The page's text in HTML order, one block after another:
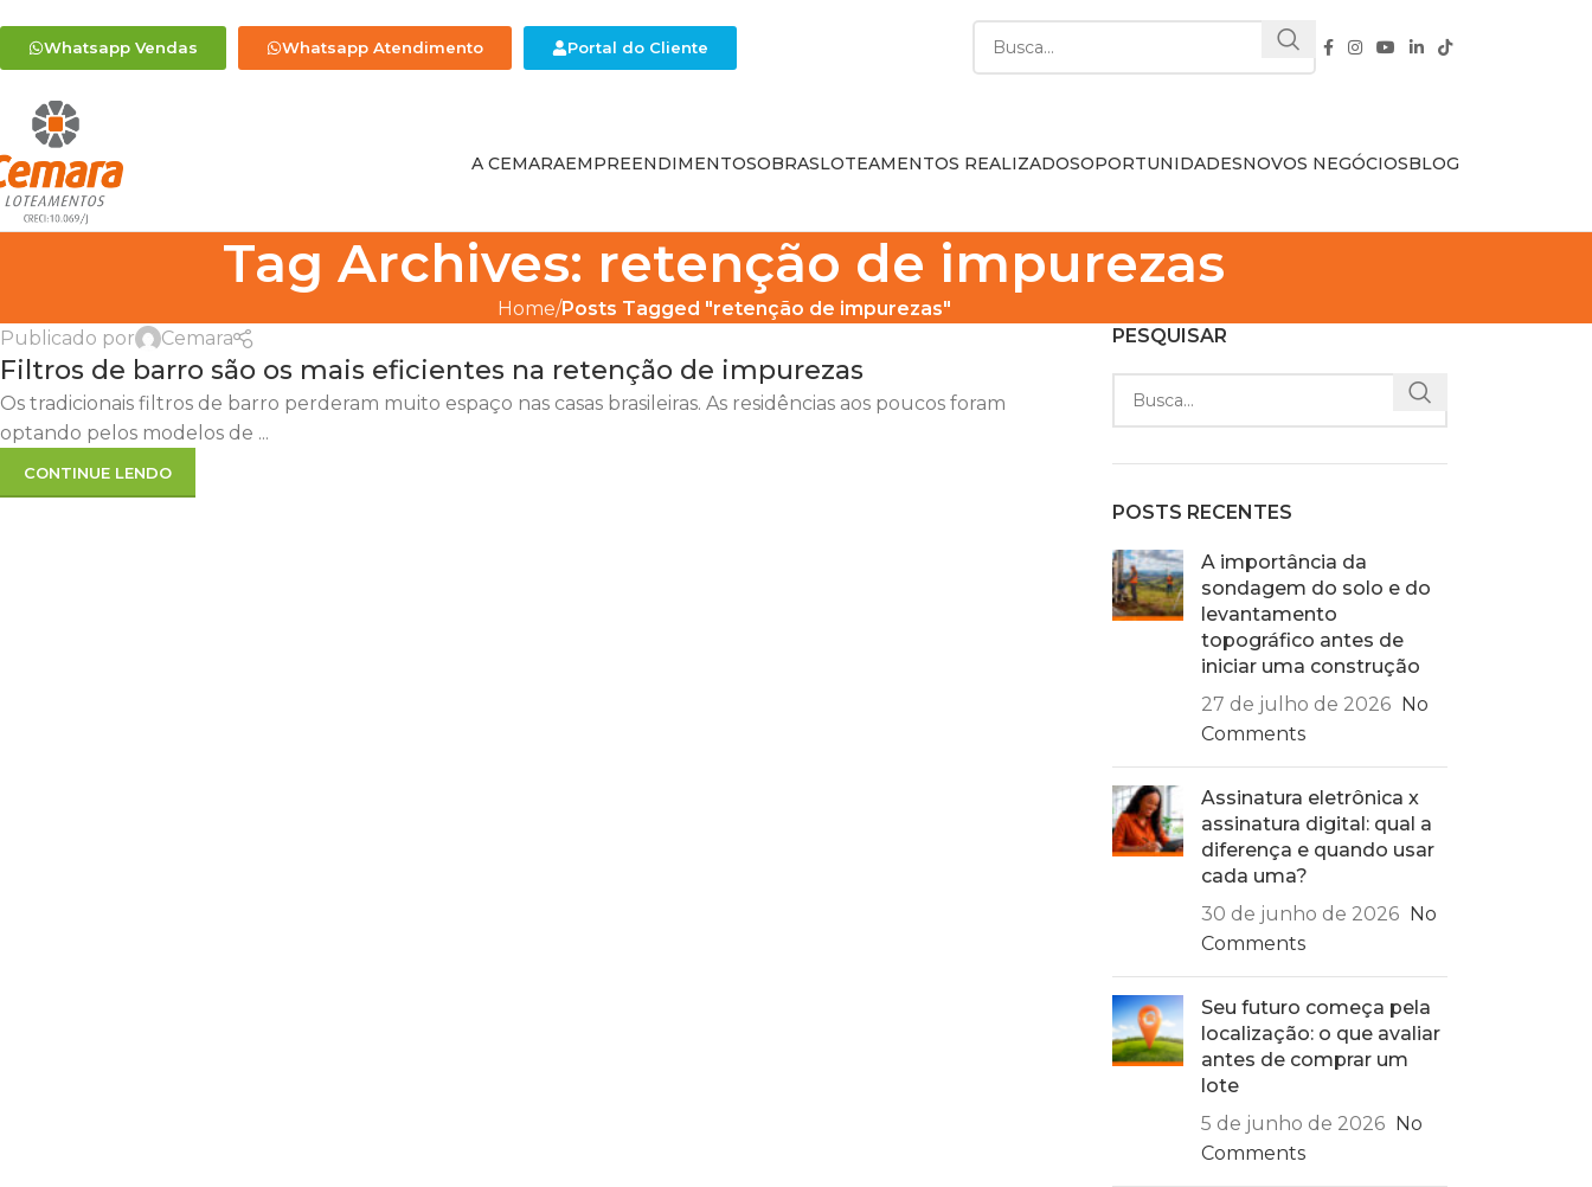
Whatsapp Vendas Whatsapp Atendimento Portal do Cliente
A CEMARAEMPREENDIMENTOSOBRASLOTEAMENTOS REALIZADOSOPORTUNIDADESNOVOS NEGÓCIOSBLOG
Tag Archives: retenção de impurezas
Home Posts Tagged "retenção de impurezas"
Publicado por
Cemara
Filtros de barro são os mais eficientes na retenção de impurezas
Os tradicionais filtros de barro perderam muito espaço nas casas brasileiras. As residências aos poucos foram
optando pelos modelos de ...
CONTINUE LENDO
PESQUISAR
POSTS RECENTES
A importância da
sondagem do solo e do
levantamento
topográfico antes de
iniciar uma construção
27 de julho de 2026 No
Comments
Assinatura eletrônica x
assinatura digital: qual a
diferença e quando usar
cada uma?
30 de junho de 2026 No
Comments
Seu futuro começa pela
localização: o que avaliar
antes de comprar um
lote
5 de junho de 2026 No
Comments